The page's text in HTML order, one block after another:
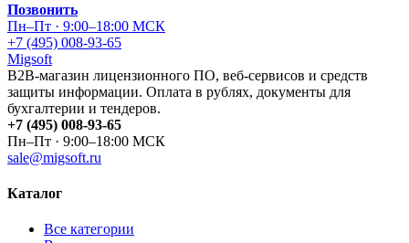
Позвонить
Пн–Пт · 9:00–18:00 МСК
+7 (495) 008-93-65
Migsoft
B2B-магазин лицензионного ПО, веб-сервисов и средств
защиты информации. Оплата в рублях, документы для
бухгалтерии и тендеров.
+7 (495) 008-93-65
Пн–Пт · 9:00–18:00 МСК
sale@migsoft.ru
Каталог
Все категории